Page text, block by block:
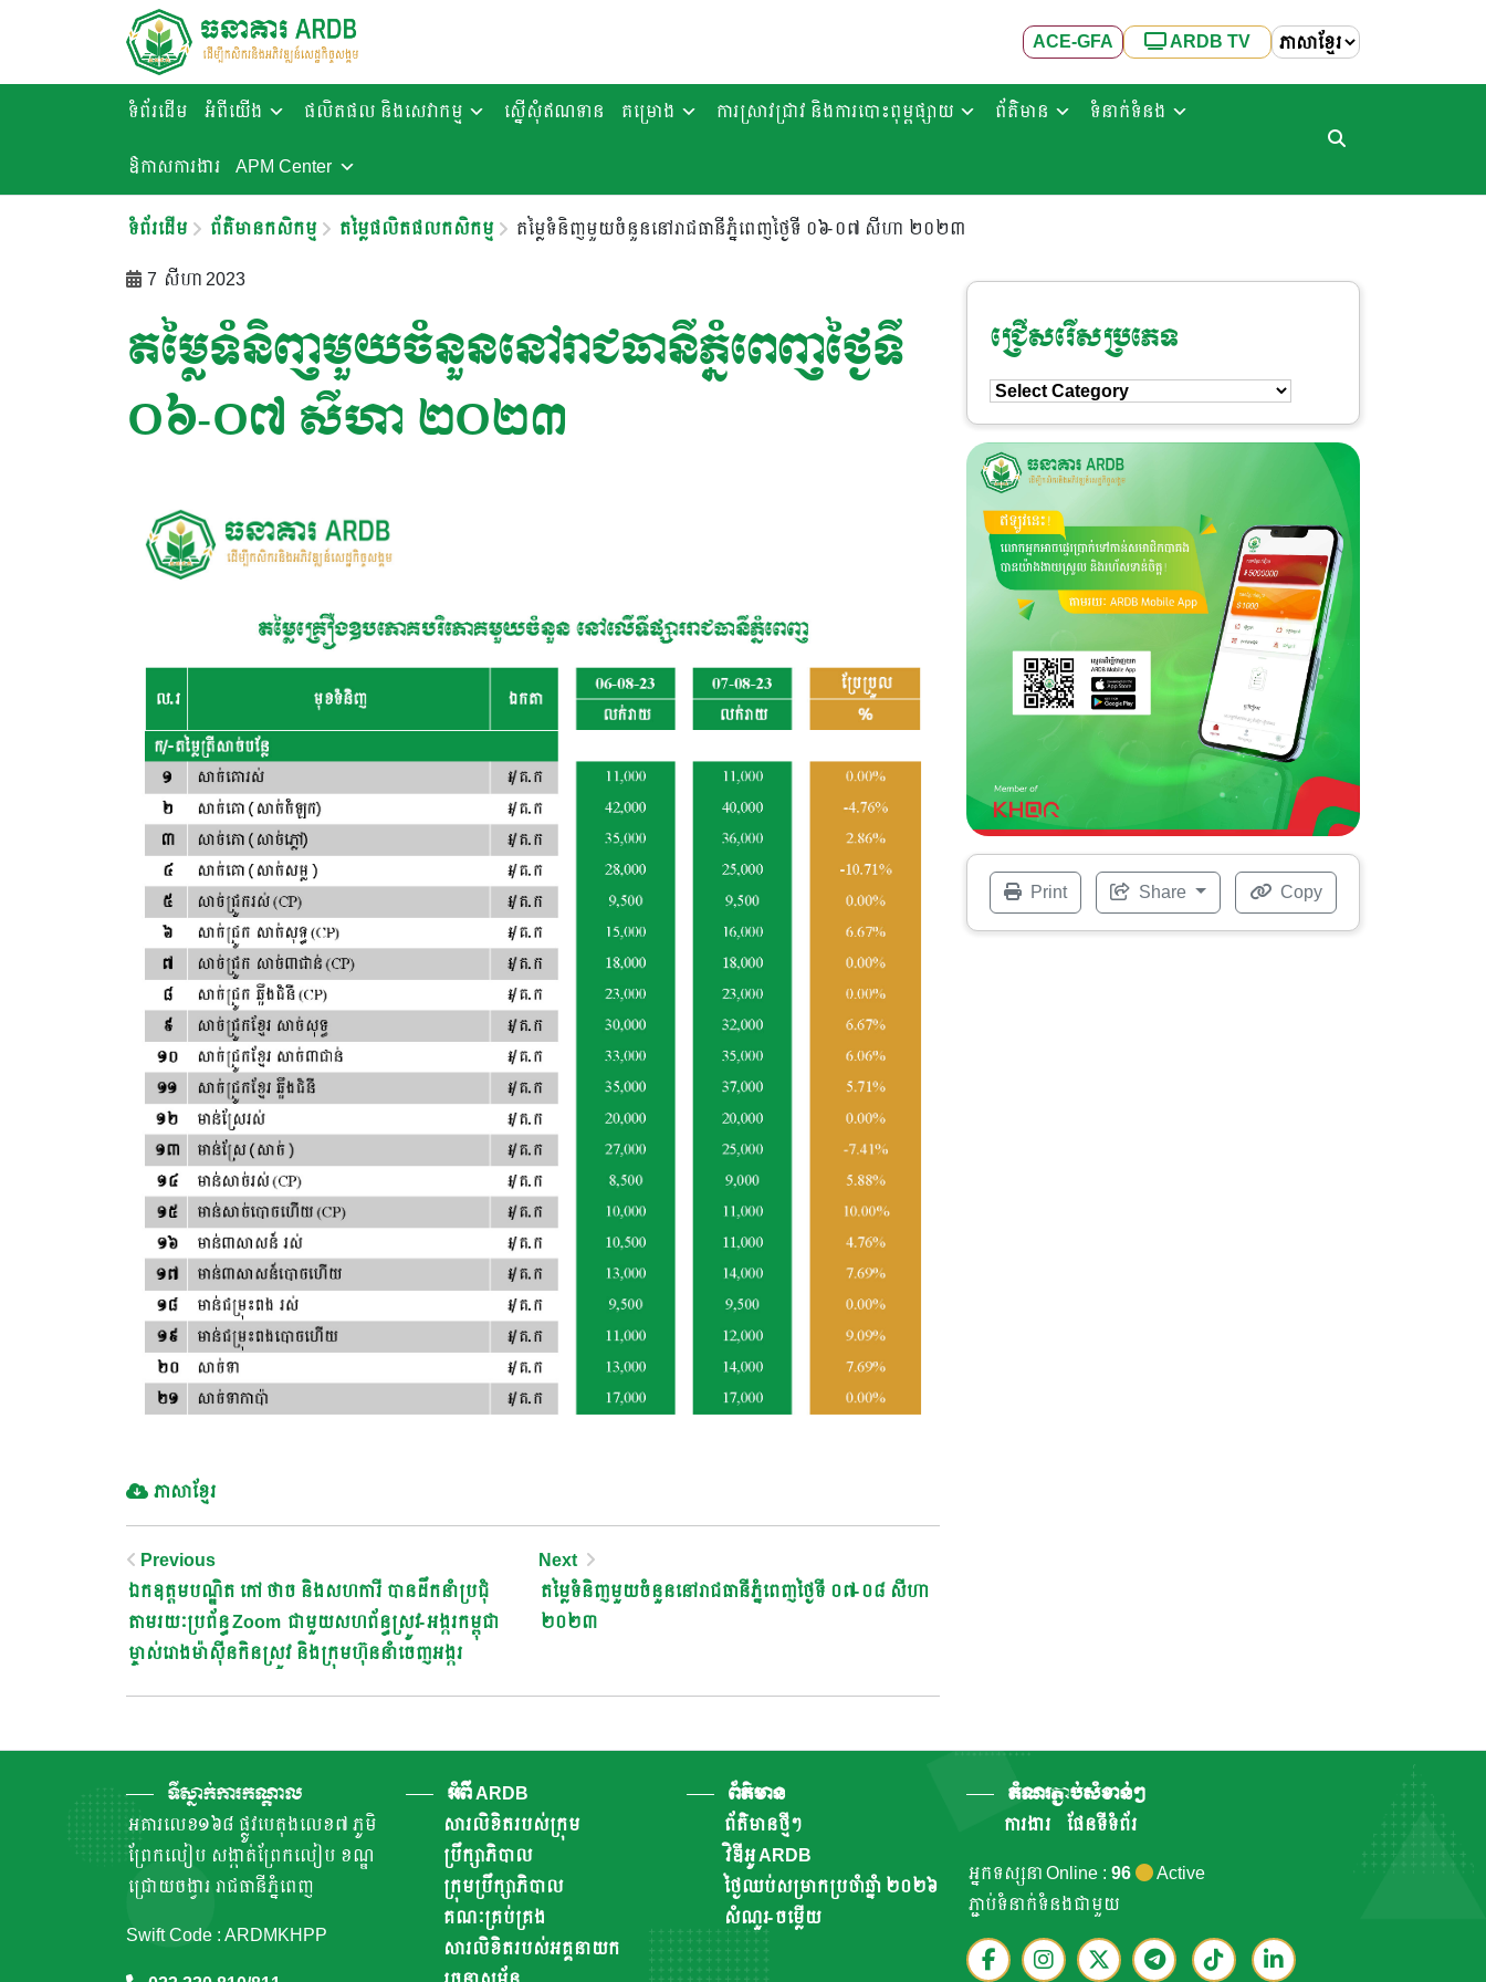
ACE-GFA ARDB TV
ទំព័រដើម អំពីយើង ផលិតផល និងសេវាកម្ម ស្នើសុំឥណទាន គម្រោង ការស្រាវជ្រាវ និងការបោះពុម្ពផ្សាយ ព័ត៌មាន ទំនាក់ទំនង
ឱកាសការងារ​ APM Center
ទំព័រដើម ព័ត៌មានកសិកម្ម តម្លៃផលិតផលកសិកម្ម តម្លៃទំនិញមួយចំនួននៅរាជធានីភ្នំពេញថ្ងៃទី ០៦-០៧ សីហា ២០២៣
7 សីហា 2023
តម្លៃទំនិញមួយចំនួននៅរាជធានីភ្នំពេញថ្ងៃទី
០៦-០៧ សីហា ២០២៣
ភាសាខ្មែរ
Post
Navigation
Previous
ឯកឧត្តមបណ្ឌិត កៅ ថាច និងសហការី បានដឹកនាំប្រជុំ
តាមរយៈប្រព័ន្ធ Zoom ជាមួយសហព័ន្ធស្រូវ-អង្ករកម្ពុជា
ម្ចាស់រោងម៉ាស៊ីនកិនស្រូវ​ និងក្រុមហ៊ុននាំចេញអង្ករ
Next
តម្លៃទំនិញមួយចំនួននៅរាជធានីភ្នំពេញថ្ងៃទី ០៧-០៨ សីហា
២០២៣
ជ្រើសរើសប្រភេទ
ជ្រើសរើស
ប្រភេទ
Print Share Copy
ទីស្នាក់ការកណ្តាល
អគារលេខ១៦៨ ផ្លូវបេតុងលេខ៧ ភូមិ
ព្រែកលៀប សង្កាត់ព្រែកលៀប ខណ្ឌ
ជ្រោយចង្វារ រាជធានីភ្នំពេញ
Swift Code : ARDMKHPP
អំពី ARDB
សារលិខិតរបស់ក្រុម
ប្រឹក្សាភិបាល
ក្រុមប្រឹក្សាភិបាល
គណៈគ្រប់គ្រង
សារលិខិតរបស់អគ្គនាយក
ព័ត៌មាន
ព័ត៌មានថ្មីៗ
វិឌីអូ ARDB
ថ្ងៃឈប់សម្រាកប្រចាំឆ្នាំ ២០២៦
សំណួរ-ចម្លើយ
តំណរភ្ជាប់សំខាន់ៗ
ការងារ
ផែនទីទំព័រ
អ្នកទស្សនា Online : 96
Active
ភ្ជាប់ទំនាក់ទំនងជាមួយ